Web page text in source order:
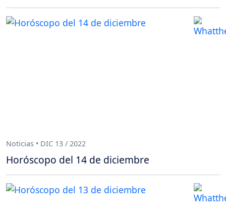
Noticias • DIC 13 / 2022
Horóscopo del 14 de diciembre